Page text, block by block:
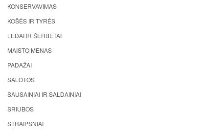
KONSERVAVIMAS
KOŠĖS IR TYRĖS
LEDAI IR ŠERBETAI
MAISTO MENAS
PADAŽAI
SALOTOS
SAUSAINIAI IR SALDAINIAI
SRIUBOS
STRAIPSNIAI